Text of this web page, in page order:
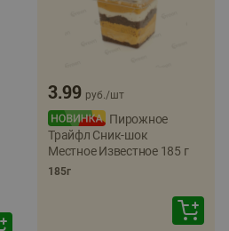
3.99 руб./шт
Пирожное
Трайфл Сник-шок
Местное Известное 185 г
185г